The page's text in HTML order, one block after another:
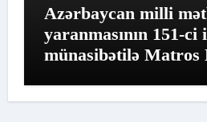
Azərbaycan milli
yaranmasının 151-ci
münasibətilə Matros